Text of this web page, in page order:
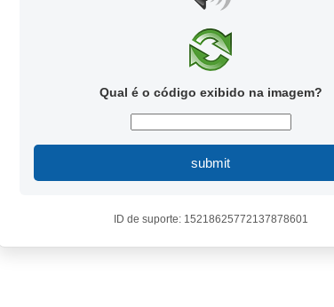
Qual é o código exibido na imagem?
submit
ID de suporte: 15218625772137878601